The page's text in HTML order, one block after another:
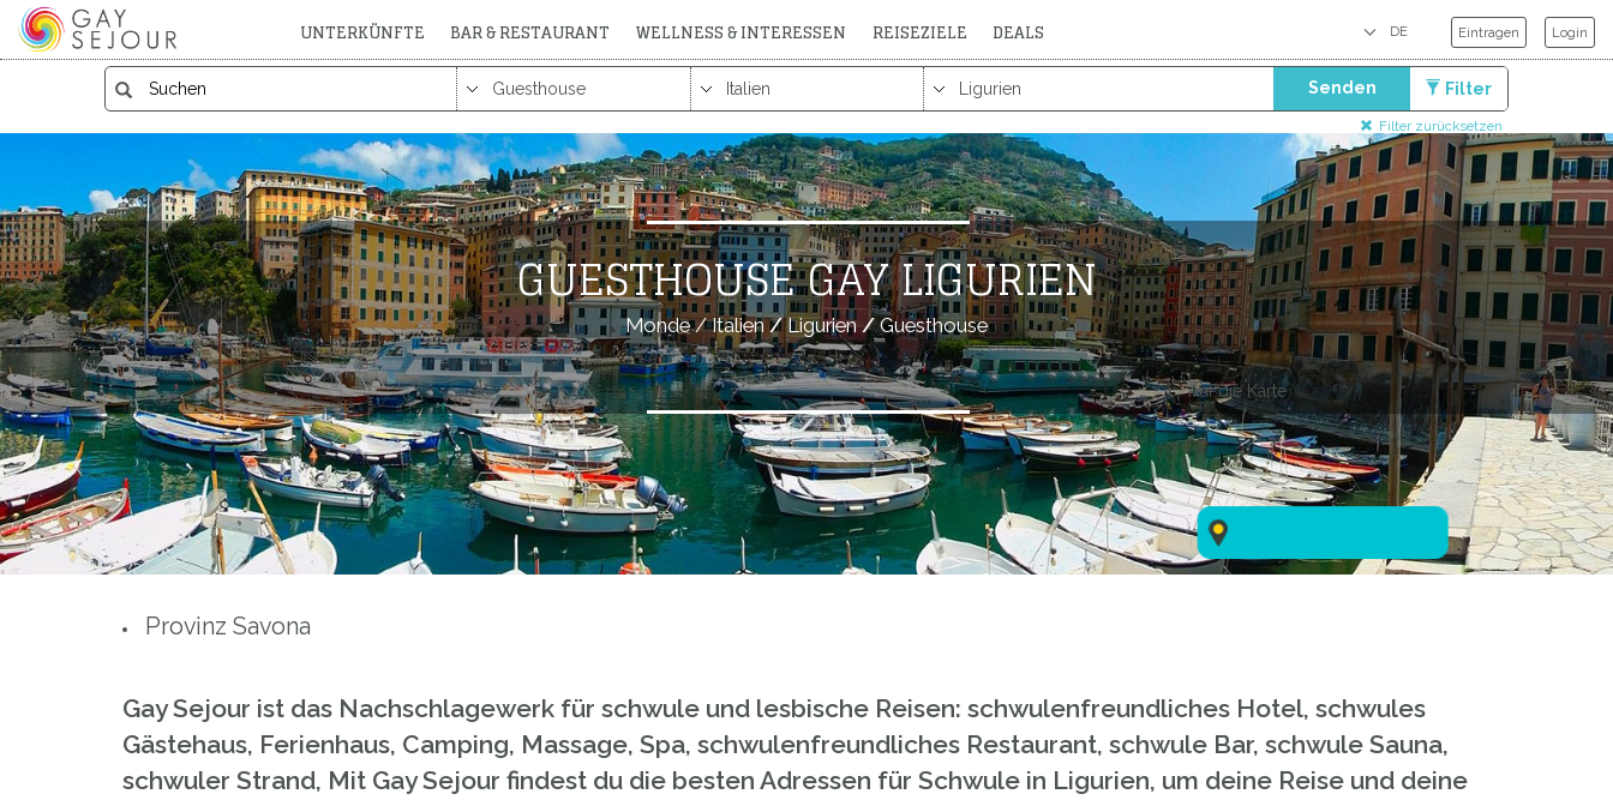
UNTERKÜNFTE BAR & RESTAURANT WELLNESS & INTERESSEN REISEZIELE DEALS Eintragen Login
Senden Filter
Filter zurücksetzen
Auf die Karte
GUESTHOUSE GAY LIGURIEN
Monde/Italien/Ligurien /Guesthouse
Provinz Savona
Gay Sejour ist das Nachschlagewerk für schwule und lesbische Reisen: schwulenfreundliches Hotel, schwules
Gästehaus, Ferienhaus, Camping, Massage, Spa, schwulenfreundliches Restaurant, schwule Bar, schwule Sauna,
schwuler Strand, Mit Gay Sejour findest du die besten Adressen für Schwule in Ligurien, um deine Reise und deine